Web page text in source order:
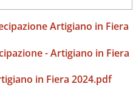
Artigiano in Fiera
- Artigiano in Fiera
in Fiera 2024.pdf